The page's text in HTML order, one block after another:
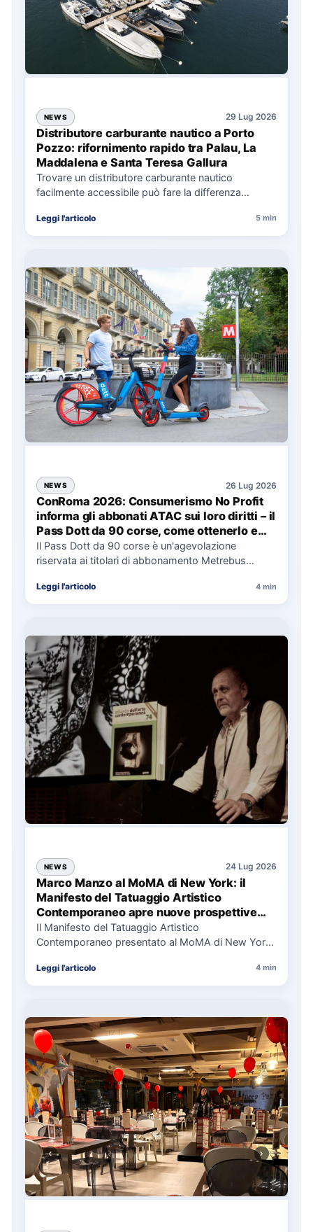
NEWS 29 Lug 2026
Distributore carburante nautico a Porto
Pozzo: rifornimento rapido tra Palau, La
Maddalena e Santa Teresa Gallura
Trovare un distributore carburante nautico
facilmente accessibile può fare la differenza
soprattutto…
Leggi l'articolo 5 min
NEWS 26 Lug 2026
ConRoma 2026: Consumerismo No Profit
informa gli abbonati ATAC sui loro diritti – il
Pass Dott da 90 corse, come ottenerlo e
cosa spetta in caso di disservizi
Il Pass Dott da 90 corse è un'agevolazione
riservata ai titolari di abbonamento Metrebus
Leggi l'articolo 4 min
NEWS 24 Lug 2026
Marco Manzo al MoMA di New York: il
Manifesto del Tatuaggio Artistico
Contemporaneo apre nuove prospettive
per il collezionismo
Il Manifesto del Tatuaggio Artistico
Contemporaneo presentato al MoMA di New York
Leggi l'articolo 4 min